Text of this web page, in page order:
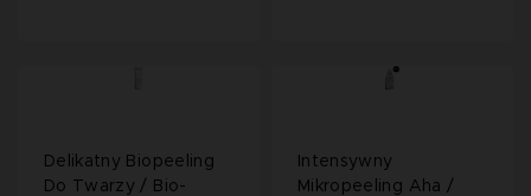
Delikatny Biopeeling
Do Twarzy / Bio-
Intensywny
Mikropeeling Aha /